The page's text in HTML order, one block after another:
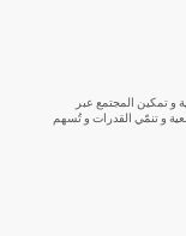
و تمكين المجتمع عبر
و تنمّي القدرات و تُسهم